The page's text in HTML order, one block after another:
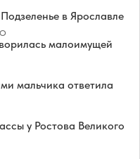
в Ярославле
малоимущей
мальчика ответила
у Ростова Великого